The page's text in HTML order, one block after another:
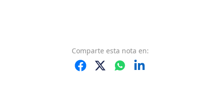
Comparte esta nota en: